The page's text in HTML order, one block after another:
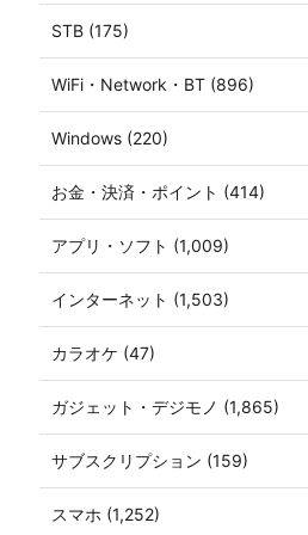
STB (175)
WiFi・Network・BT (896)
Windows (220)
お金・決済・ポイント (414)
アプリ・ソフト (1,009)
インターネット (1,503)
カラオケ (47)
ガジェット・デジモノ (1,865)
サブスクリプション (159)
スマホ (1,252)